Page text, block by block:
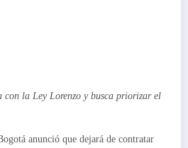
con la Ley Lorenzo y busca priorizar el
anunció que dejará de contratar